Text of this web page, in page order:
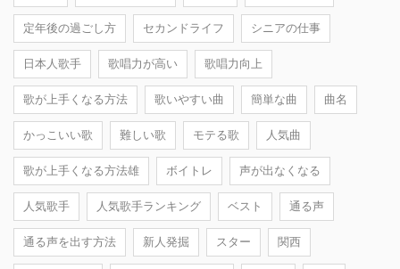
定年後の過ごし方 セカンドライフ シニアの仕事
日本人歌手 歌唱力が高い 歌唱力向上
歌が上手くなる方法 歌いやすい曲 簡単な曲 曲名
かっこいい歌 難しい歌 モテる歌 人気曲
歌が上手くなる方法雄 ボイトレ 声が出なくなる
人気歌手 人気歌手ランキング ベスト 通る声
通る声を出す方法 新人発掘 スター 関西